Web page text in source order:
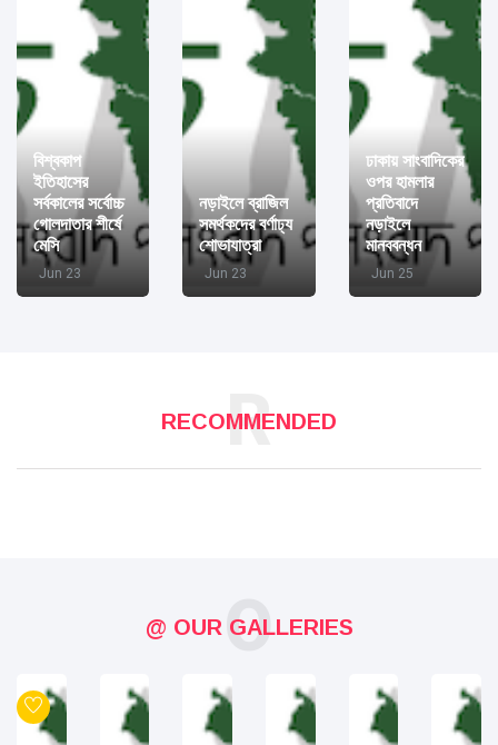
বিশ্বকাপ
ইতিহাসের
সর্বকালের সর্বোচ্চ
গোলদাতার শীর্ষে
মেসি
Jun 23
নড়াইলে ব্রাজিল
সমর্থকদের বর্ণাঢ্য
শোভাযাত্রা
Jun 23
ঢাকায় সাংবাদিকের
ওপর হামলার
প্রতিবাদে
নড়াইলে
মানববন্ধন
Jun 25
RECOMMENDED
R
@ OUR GALLERIES
O